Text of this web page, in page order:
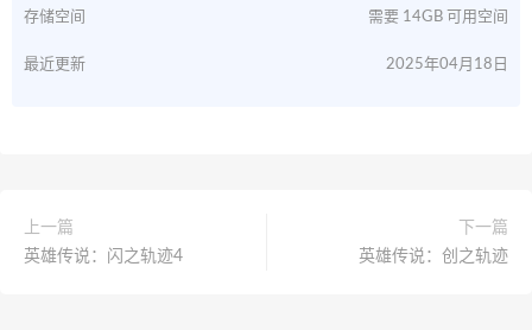
存储空间 需要 14GB 可用空间
最近更新 2025年04月18日
上一篇
英雄传说：闪之轨迹4
下一篇
英雄传说：创之轨迹